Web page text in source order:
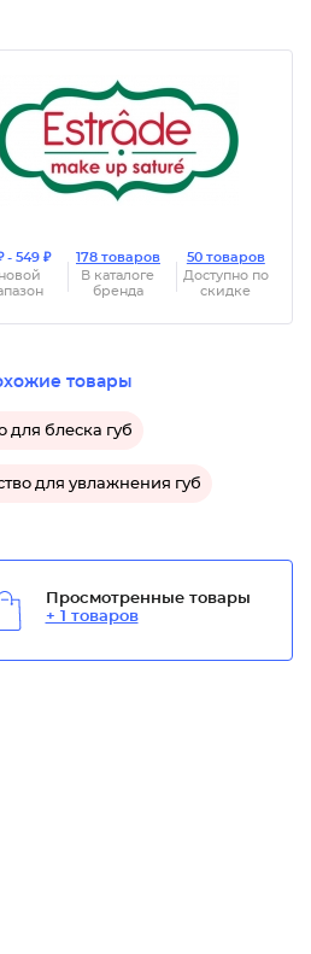
- 549 ₽
178 товаров
В каталоге
бренда
50 товаров
Доступно по
скидке
товары
для блеска губ
для увлажнения губ
Просмотренные товары
+ 1 товаров